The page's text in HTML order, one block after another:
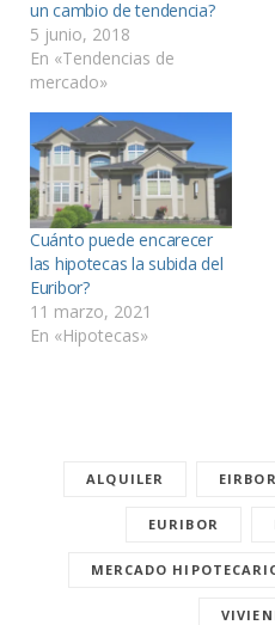
un cambio de tendencia?
5 junio, 2018
En «Tendencias de
mercado»
Cuánto puede encarecer
las hipotecas la subida del
Euribor?
11 marzo, 2021
En «Hipotecas»
ALQUILER
EURIBOR
MERCADO